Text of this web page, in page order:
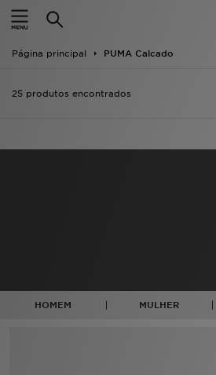
Página principal PUMA Calcado
25 produtos encontrados
HOMEM MULHER
INÍCIO
Promoções
NOVIDADES